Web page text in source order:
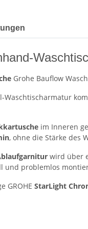
Grohe Bauflow
Waschtischarmatur
im Inneren
, ohne die Stärke des
wird über
und problemlos
GROHE StarLight